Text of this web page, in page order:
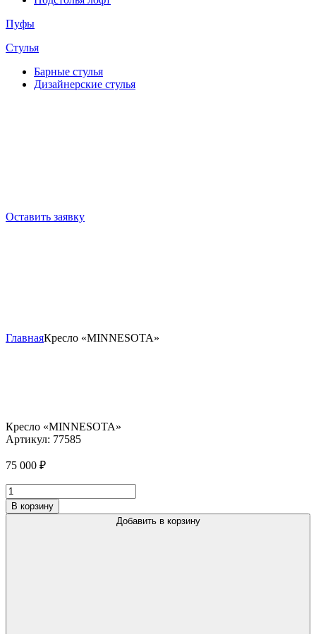
Пуфы
Стулья
Барные cтулья
Дизайнерские cтулья
Оставить заявку
ГлавнаяКресло «MINNESOTA»
Кресло «MINNESOTA»
Артикул: 77585
75 000 ₽
Количество
товара
Кресло
В корзину
Добавить в корзину